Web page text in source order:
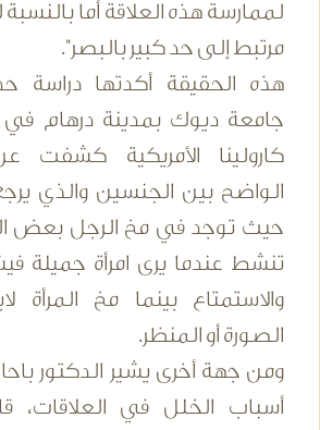
لممارسة هذه العلاقة أما بالنسبة
مرتبط إلى حد كبير بالبصر".
هذه الحقيقة أكدتها دراسة
جامعة ديوك بمدينة درهام في
كارولينا الأمريكية كشفت
الواضح بين الجنسين والذي
حيث توجد في مخ الرجل بعض
تنشط عندما يرى امرأة جميلة
والاستمتاع بينما مخ المرأة
الصورة أو المنظر.
ومن جهة أخرى يشير الدكتور
أسباب الخلل في العلاقات،